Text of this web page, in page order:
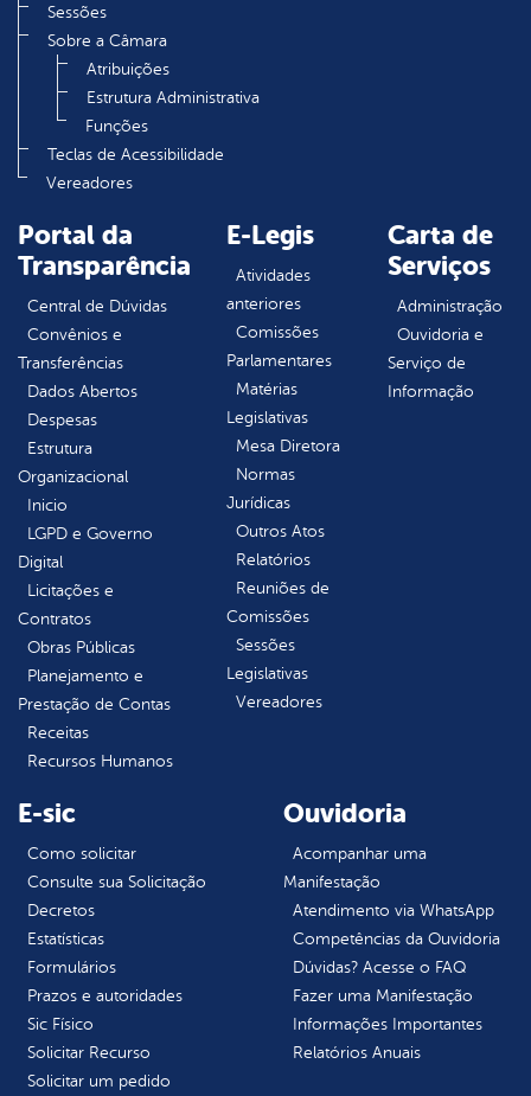
Sessões
Sobre a Câmara
Atribuições
Estrutura Administrativa
Funções
Teclas de Acessibilidade
Vereadores
Portal da
Transparência
Central de Dúvidas
Convênios e
Transferências
Dados Abertos
Despesas
Estrutura
Organizacional
Inicio
LGPD e Governo
Digital
Licitações e
Contratos
Obras Públicas
Planejamento e
Prestação de Contas
Receitas
Recursos Humanos
E-Legis
Atividades
anteriores
Comissões
Parlamentares
Matérias
Legislativas
Mesa Diretora
Normas
Jurídicas
Outros Atos
Relatórios
Reuniões de
Comissões
Sessões
Legislativas
Vereadores
Carta de
Serviços
Administração
Ouvidoria e
Serviço de
Informação
E-sic
Como solicitar
Consulte sua Solicitação
Decretos
Estatísticas
Formulários
Prazos e autoridades
Sic Físico
Solicitar Recurso
Solicitar um pedido
Ouvidoria
Acompanhar uma
Manifestação
Atendimento via WhatsApp
Competências da Ouvidoria
Dúvidas? Acesse o FAQ
Fazer uma Manifestação
Informações Importantes
Relatórios Anuais